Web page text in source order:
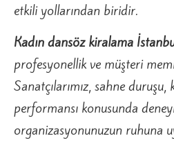
etkili yollarından biridir.
Kadın dansöz kiralama
profesyonellik ve müşteri
Sanatçılarımız, sahne
performansı konusunda
organizasyonunuzun ruhuna